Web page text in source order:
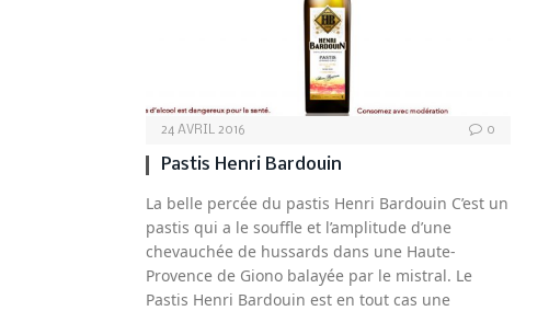
24 AVRIL 2016 0
Pastis Henri Bardouin
La belle percée du pastis Henri Bardouin C’est un
pastis qui a le souffle et l’amplitude d’une
chevauchée de hussards dans une Haute-
Provence de Giono balayée par le mistral. Le
Pastis Henri Bardouin est en tout cas une